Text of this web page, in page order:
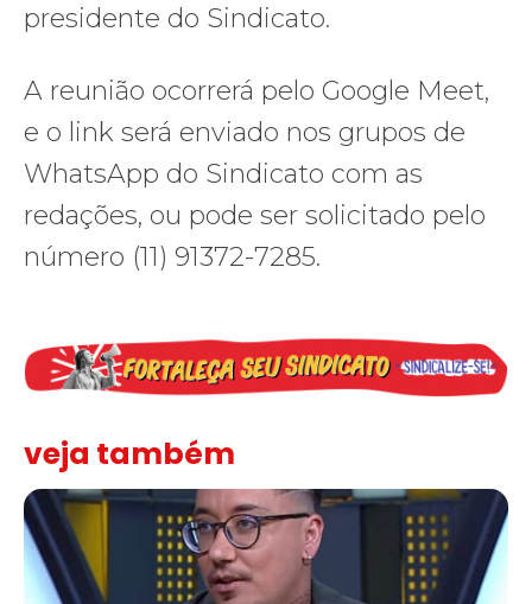
presidente do Sindicato.
A reunião ocorrerá pelo Google Meet,
e o link será enviado nos grupos de
WhatsApp do Sindicato com as
redações, ou pode ser solicitado pelo
número (11) 91372-7285.
veja também
Solidariedade ao jornalista Caê Vasconcelos e repúdio aos